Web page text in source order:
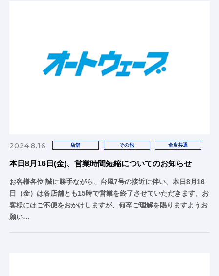
2024.8.16 店舗 その他 全店共通
本日8月16日(金)、営業時間短縮についてのお知らせ
お客様各位 誠に勝手ながら、台風7号の接近に伴い、本日8月16
日（金）は各店舗とも15時で営業を終了させていただきます。お
客様にはご不便をおかけしますが、何卒ご理解を賜りますようお
願い…